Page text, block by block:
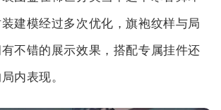
建模经过多次优化，旗袍纹样与局
不错的展示效果，搭配专属挂件还
内表现。